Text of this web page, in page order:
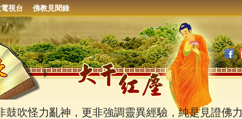
視台 佛教見聞錄
吹怪力亂神，更非強調靈異經驗，純是見證佛力